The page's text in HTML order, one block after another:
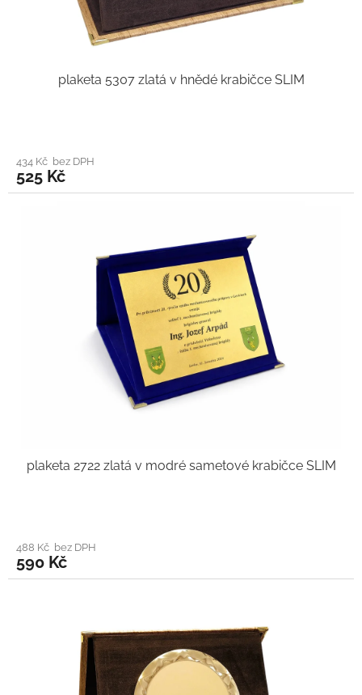
plaketa 5307 zlatá v hnědé krabičce SLIM
434 Kč bez DPH
525 Kč
plaketa 2722 zlatá v modré sametové krabičce SLIM
488 Kč bez DPH
590 Kč